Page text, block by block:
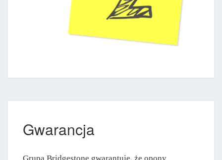
Gwarancja